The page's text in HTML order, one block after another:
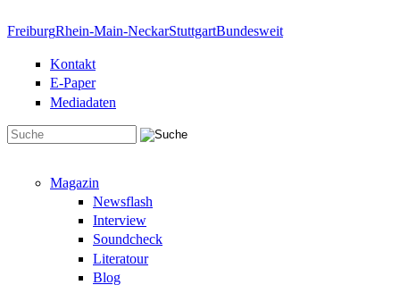
FreiburgRhein-Main-NeckarStuttgartBundesweit
Kontakt
E-Paper
Mediadaten
Magazin
Newsflash
Interview
Soundcheck
Literatour
Blog